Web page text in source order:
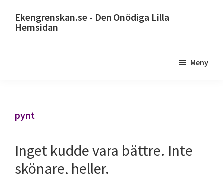
Ekengrenskan.se - Den Onödiga Lilla
Hemsidan
Meny
pynt
Inget kudde vara bättre. Inte
skönare, heller.